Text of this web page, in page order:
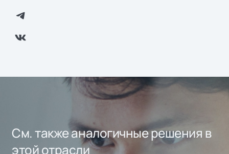
См. также аналогичные решения в
этой отрасли